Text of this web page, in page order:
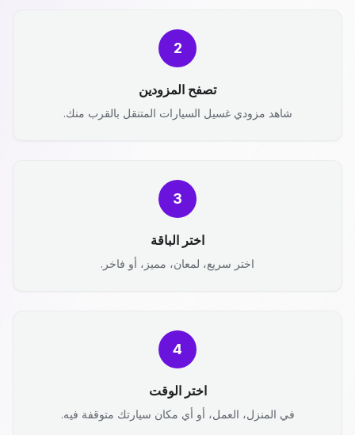
2
تصفح المزودين
شاهد مزودي غسيل السيارات المتنقل بالقرب منك.
3
اختر الباقة
اختر سريع، لمعان، مميز، أو فاخر.
4
اختر الوقت
في المنزل، العمل، أو أي مكان سيارتك متوقفة فيه.